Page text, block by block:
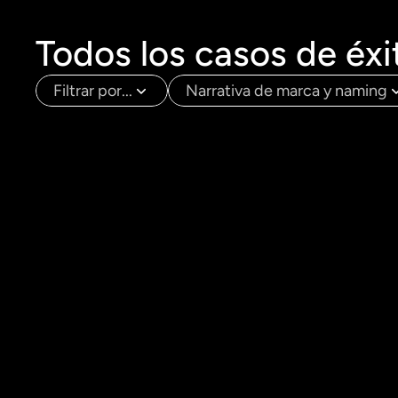
Todos los casos de
Filtrar por... Narrativa de marca y naming